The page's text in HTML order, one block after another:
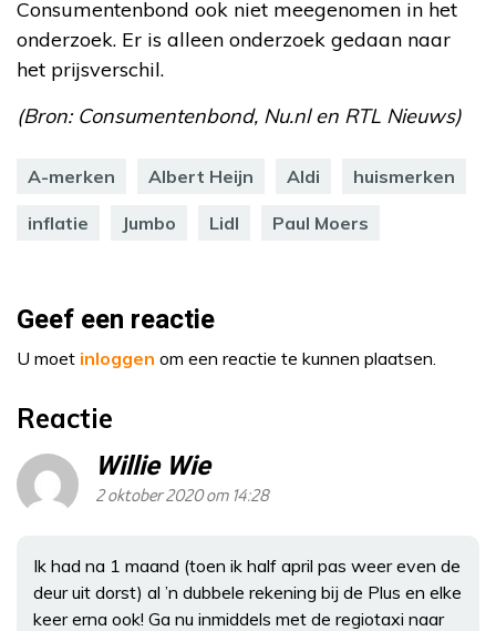
Consumentenbond ook niet meegenomen in het
onderzoek. Er is alleen onderzoek gedaan naar
het prijsverschil.
(Bron: Consumentenbond, Nu.nl en RTL Nieuws)
A-merken Albert Heijn Aldi huismerken
inflatie Jumbo Lidl Paul Moers
Geef een reactie
U moet inloggen om een reactie te kunnen plaatsen.
Reactie
Willie Wie
2 oktober 2020 om 14:28
Ik had na 1 maand (toen ik half april pas weer even de
deur uit dorst) al ’n dubbele rekening bij de Plus en elke
keer erna ook! Ga nu inmiddels met de regiotaxi naar